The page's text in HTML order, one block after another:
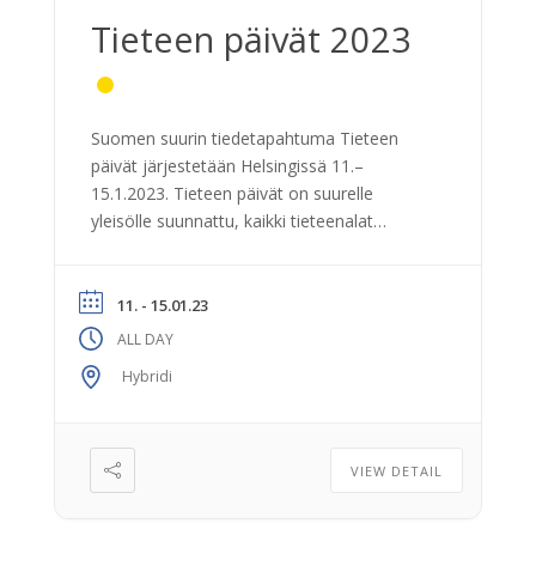
Tieteen päivät 2023
Suomen suurin tiedetapahtuma Tieteen
päivät järjestetään Helsingissä 11.–
15.1.2023. Tieteen päivät on suurelle
yleisölle suunnattu, kaikki tieteenalat
ajankohtaisista aiheista. Tieteen päivien
tapahtumapaikkoina toimivat Helsingin
Tiedekulma (Yliopistonkatu 4). Yli puolet
päiviä vietetään
myös Turussa, Jyväskylässä, Rovaniemellä ja Mikkelissä.
11. - 15.01.23
ALL DAY
Hybridi
VIEW DETAIL